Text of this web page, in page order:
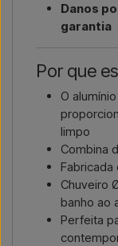
Danos
garantia
Por que
O
limpo
Combina
Chuveiro
banho ao
Perfeita